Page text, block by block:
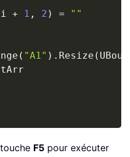
i + 1 , 2 ) =
""
( "A1" ) . Resize (
F5 pour exécuter